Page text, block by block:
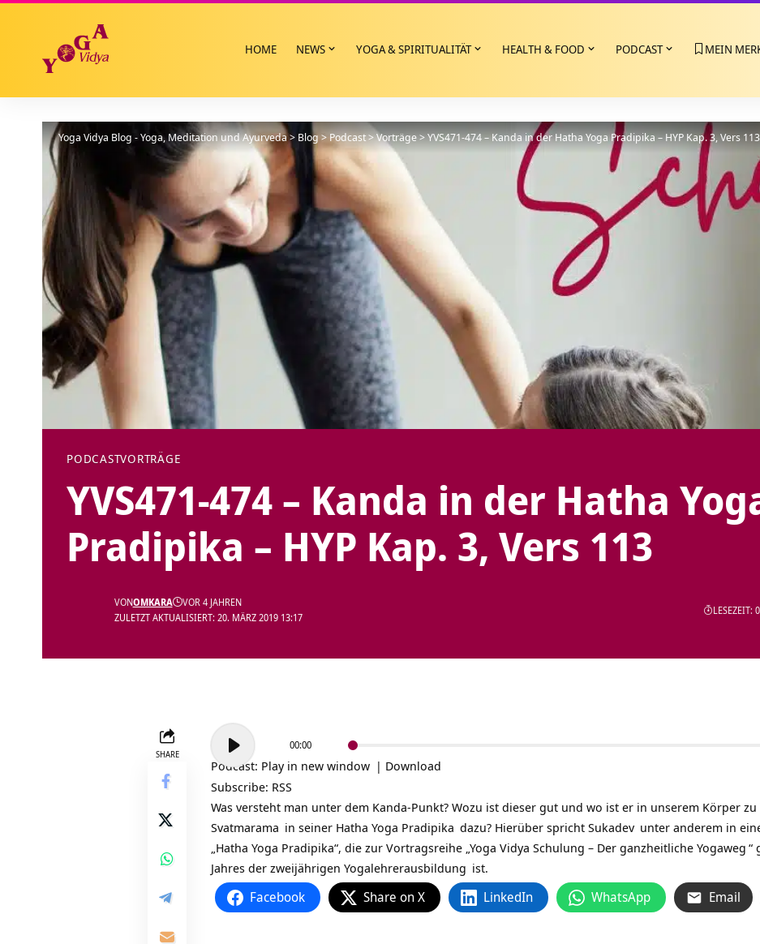
HOME NEWS YOGA & SPIRITUALITÄT HEALTH & FOOD PODCAST MEIN
Yoga Vidya Blog - Yoga, Meditation und Ayurveda> Blog > Podcast>Vorträge>YVS471-474 – Kanda in der Hatha Yoga Pradipika – HYP Kap. 3, Vers 113
PODCASTVORTRÄGE
YVS471-474 – Kanda in der Hatha
Pradipika – HYP Kap. 3, Vers 113
ZULETZT AKTUALISIERT: 20. MÄRZ 2019 13:17
VONOMKARA VOR 4 JAHREN
LESEZEIT:
SHARE
Audio-
Player
00:00
Podcast: Play in new window | Download
Subscribe: RSS
Was versteht man unter dem Kanda-Punkt? Wozu ist dieser gut und wo ist er in unserem Körper
Svatmarama in seiner Hatha Yoga Pradipika dazu? Hierüber spricht Sukadev unter anderem in
„Hatha Yoga Pradipika“, die zur Vortragsreihe „Yoga Vidya Schulung – Der ganzheitliche Yogaweg “
Jahres der zweijährigen Yogalehrerausbildung ist.
Facebook Share on X LinkedIn WhatsApp Email